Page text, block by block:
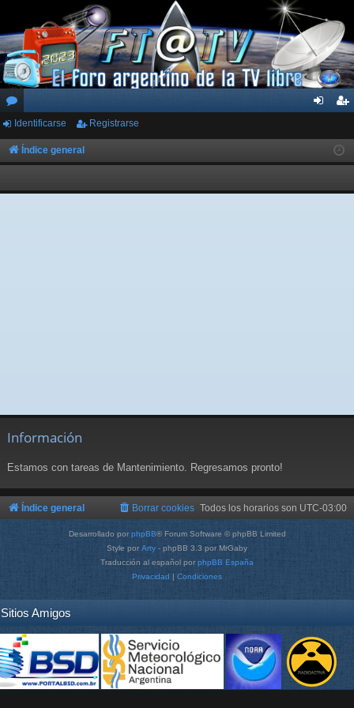
or
os
ar
ist
rs
Identificarse Registrarse
Índice general
Información
Estamos con tareas de Mantenimiento. Regresamos pronto!
Índice general Todos los horarios son UTC-03:00
Borrar cookies
Desarrollado por phpBB® Forum Software © phpBB Limited
Style por Arty - phpBB 3.3 por MrGaby
Traducción al español por phpBB España
Privacidad | Condiciones
Sitios Amigos